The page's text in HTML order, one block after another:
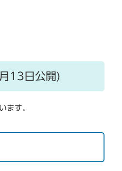
13日公開)
ます。